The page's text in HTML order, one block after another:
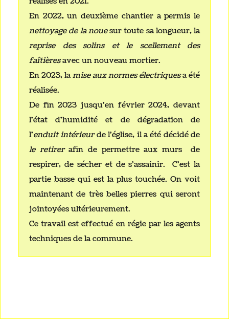
En 2022, un deuxième chantier a permis le
nettoyage de la nouesur toute sa longueur, la
reprise des solins et le scellement des
faîtièresavec un nouveau mortier.
En 2023, lamise aux normes électriquesa été
réalisée.
De fin 2023 jusqu'en février 2024, devant
l'état d'humidité et de dégradation de
l'enduit intérieurde l'église, il a été décidé de
le retirerafin de permettre aux murs de
respirer, de sécher et de s'assainir. C'est la
partie basse qui est la plus touchée. On voit
maintenant de très belles pierres qui seront
jointoyées ultérieurement.
Ce travail est effectué en régie par les agents
techniques de la commune.